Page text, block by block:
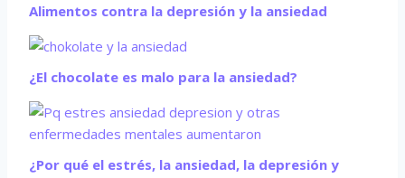
Alimentos contra la depresión y la ansiedad
¿El chocolate es malo para la ansiedad?
¿Por qué el estrés, la ansiedad, la depresión y